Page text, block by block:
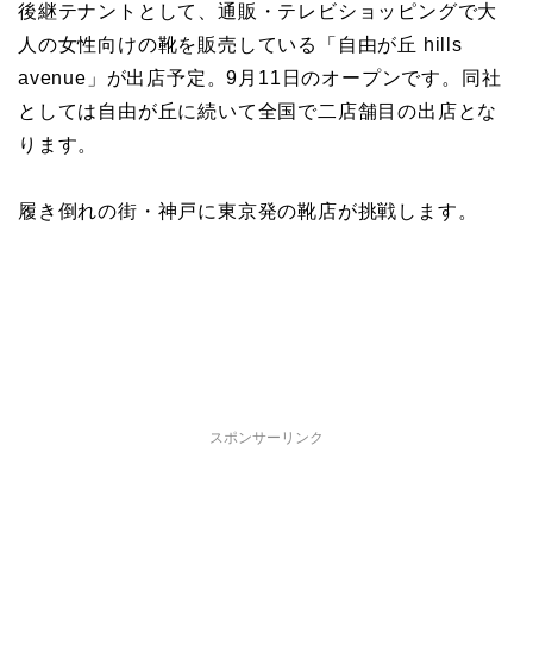
後継テナントとして、通販・テレビショッピングで大
人の女性向けの靴を販売している「自由が丘 hills
avenue」が出店予定。9月11日のオープンです。同社
としては自由が丘に続いて全国で二店舗目の出店とな
ります。
履き倒れの街・神戸に東京発の靴店が挑戦します。
スポンサーリンク